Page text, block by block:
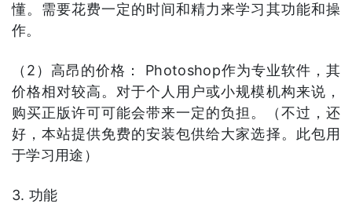
懂。需要花费一定的时间和精力来学习其功能和操
作。
（2）高昂的价格： Photoshop作为专业软件，其
价格相对较高。对于个人用户或小规模机构来说，
购买正版许可可能会带来一定的负担。（不过，还
好，本站提供免费的安装包供给大家选择。此包用
于学习用途）
3. 功能